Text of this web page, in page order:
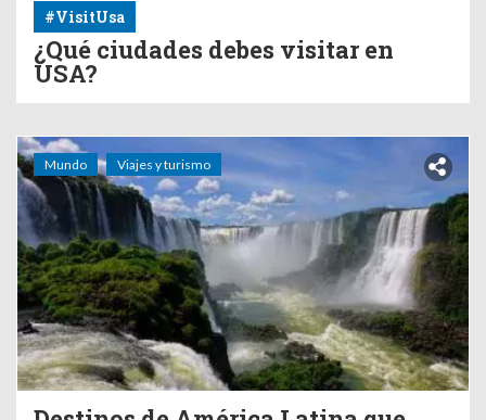
#VisitUsa
¿Qué ciudades debes visitar en
USA?
Mundo Viajes y turismo